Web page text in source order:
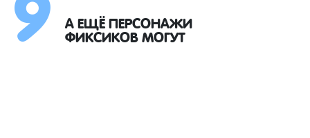
А ЕЩЁ ПЕРСОНАЖИ
ФИКСИКОВ МОГУТ